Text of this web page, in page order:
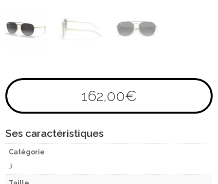
162,00€
Ses caractéristiques
Catégorie
3